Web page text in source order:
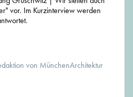
vor. Im Kurzinterview werden
von MünchenArchitektur